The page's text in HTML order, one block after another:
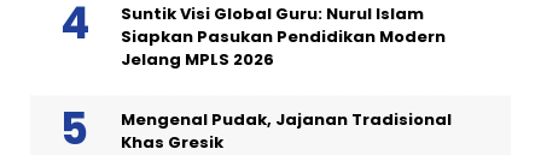
Suntik Visi Global Guru: Nurul Islam
Siapkan Pasukan Pendidikan Modern
Jelang MPLS 2026
Mengenal Pudak, Jajanan Tradisional
Khas Gresik